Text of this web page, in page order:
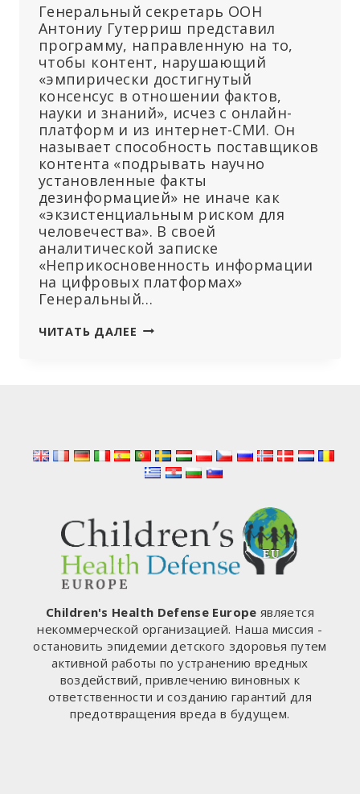
Генеральный секретарь ООН
Антониу Гутерриш представил
программу, направленную на то,
чтобы контент, нарушающий
«эмпирически достигнутый
консенсус в отношении фактов,
науки и знаний», исчез с онлайн-
платформ и из интернет-СМИ. Он
называет способность поставщиков
контента «подрывать научно
установленные факты
дезинформацией» не иначе как
«экзистенциальным риском для
человечества». В своей
аналитической записке
«Неприкосновенность информации
на цифровых платформах»
Генеральный…
ЧИТАТЬ ДАЛЕЕ ООН
ИНТЕРНЕТЕ
НА
ВЕСЬ
Children's Health Defense Europe является
некоммерческой организацией. Наша миссия -
остановить эпидемии детского здоровья путем
активной работы по устранению вредных
воздействий, привлечению виновных к
ответственности и созданию гарантий для
предотвращения вреда в будущем.